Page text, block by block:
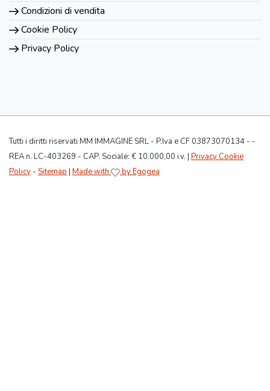
Condizioni di vendita
Cookie Policy
Privacy Policy
Tutti i diritti riservati MM IMMAGINE SRL - P.Iva e CF 03873070134 - -
REA n. LC-403269 - CAP. Sociale: € 10.000,00 i.v. | Privacy Cookie
Policy - Sitemap Made with by Egogea